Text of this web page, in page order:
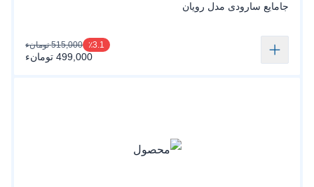
جامایع سارودی مدل رویان
٪3.1 515,000 تومانء
499,000 تومانء